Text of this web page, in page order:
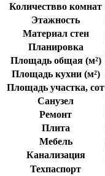
Количествво комнат
Этажность
Материал стен
Планировка
Площадь общая (м²)
Площадь кухни (м²)
Площадь участка, сот
Санузел
Ремонт
Плита
Мебель
Канализация
Техпаспорт